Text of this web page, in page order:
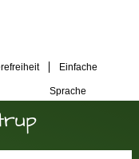
Einfache
Sprache